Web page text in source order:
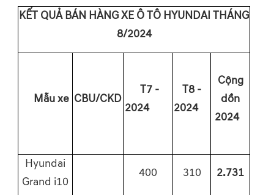
KẾT QUẢ BÁN HÀNG XE Ô TÔ HYUNDAI THÁNG
8/2024
Mẫu xe CBU/CKD
T7 -
2024
T8 -
2024
Cộng
dồn
2024
Hyundai
Grand i10
400 310 2.731